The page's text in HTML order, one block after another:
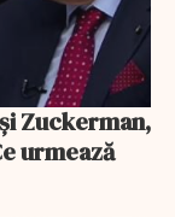
urmează